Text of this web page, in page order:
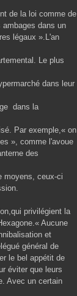
de la loi comme de
dans un
légaux ».L'an
Le plus
dans leur
dans la
Par exemple,« on
», comme l'avoue
des
moyens, ceux-ci
privilégient la
Aucune
et
général de
le bel appétit de
éviter que leurs
Avec un certain